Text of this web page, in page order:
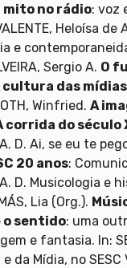
mito no rádio: voz
Heloísa de
e
Sergio A. O
cultura das mídias
Winfried. A
corrida do século
D. Ai, se eu te
20 anos:
A. D. Musicologia
Lia (Org.).
o sentido: uma
e fantasia. In:
da Mídia, no